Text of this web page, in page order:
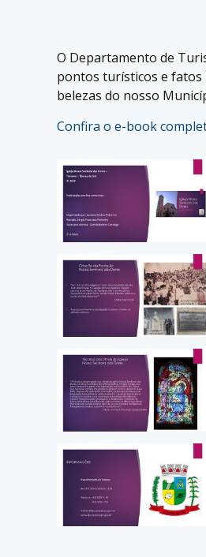
O Departamento de
pontos turísticos e fatos
belezas do nosso
Confira o e-book